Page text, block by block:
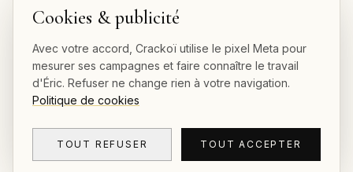
Cookies & publicité
Avec votre accord, Crackoï utilise le pixel Meta pour
mesurer ses campagnes et faire connaître le travail
d'Éric. Refuser ne change rien à votre navigation.
Politique de cookies
TOUT REFUSER TOUT ACCEPTER